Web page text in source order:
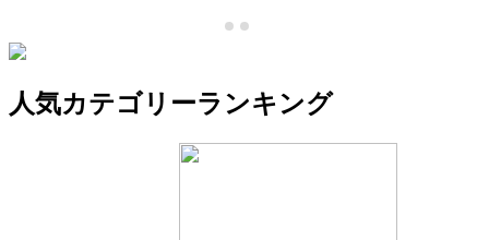
人気カテゴリーランキング